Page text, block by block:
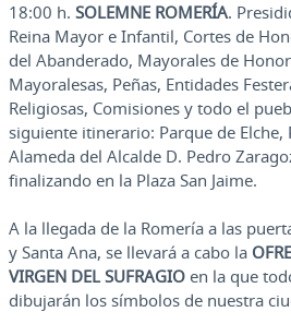
18:00 h. SOLEMNE ROMERÍA.
Reina Mayor e Infantil, Cortes de
del Abanderado, Mayorales de
Mayoralesas, Peñas, Entidades
Religiosas, Comisiones y todo el
siguiente itinerario: Parque de Elche,
Alameda del Alcalde D. Pedro
finalizando en la Plaza San Jaime.
A la llegada de la Romería a las
y Santa Ana, se llevará a cabo la
VIRGEN DEL SUFRAGIO en la que
dibujarán los símbolos de nuestra